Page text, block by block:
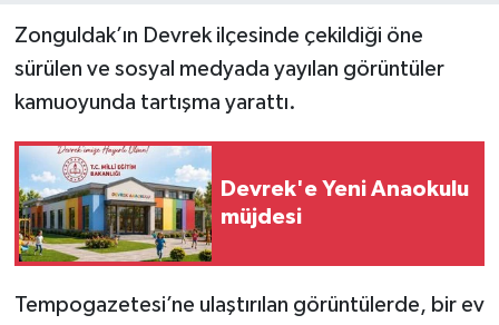
Zonguldak’ın Devrek ilçesinde çekildiği öne
sürülen ve sosyal medyada yayılan görüntüler
kamuoyunda tartışma yarattı.
Devrek'e Yeni Anaokulu
müjdesi
Tempogazetesi’ne ulaştırılan görüntülerde, bir ev